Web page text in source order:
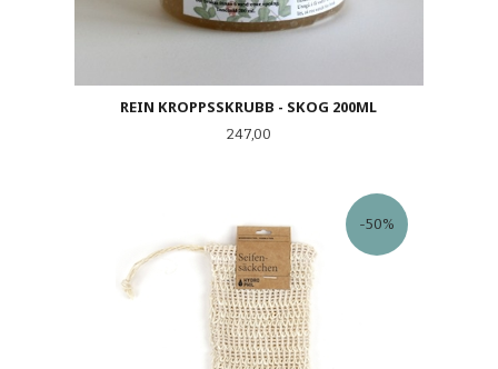
REIN KROPPSSKRUBB - SKOG 200ML
Pris
247,00
-50%